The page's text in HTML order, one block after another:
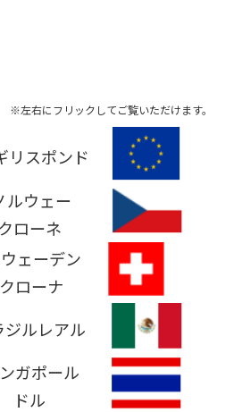
リスポンド
ルウェー
クローネ
ェーデン
クローナ
ジルレアル
ガポール
ドル